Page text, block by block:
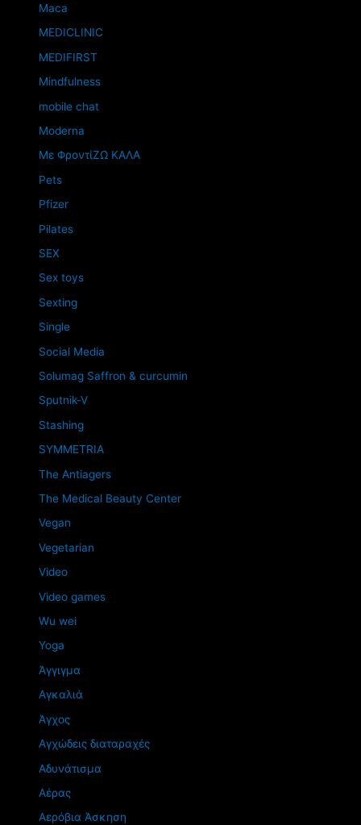
Maca
MEDICLINIC
MEDIFIRST
Mindfulness
mobile chat
Moderna
Mε ΦροντίΖΩ ΚΑΛΑ
Pets
Pfizer
Pilates
SEX
Sex toys
Sexting
Single
Social Media
Solumag Saffron & curcumin
Sputnik-V
Stashing
SYMMETRIA
The Antiagers
The Medical Beauty Center
Vegan
Vegetarian
Video
Video games
Wu wei
Yoga
Άγγιγμα
Αγκαλιά
Άγχος
Αγχώδεις διαταραχές
Αδυνάτισμα
Αέρας
Αερόβια Άσκηση